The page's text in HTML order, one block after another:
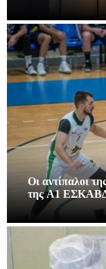
Οι αντίπαλοι
της A1